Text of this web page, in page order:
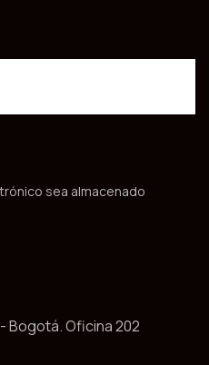
sea almacenado
Bogotá. Oficina 202